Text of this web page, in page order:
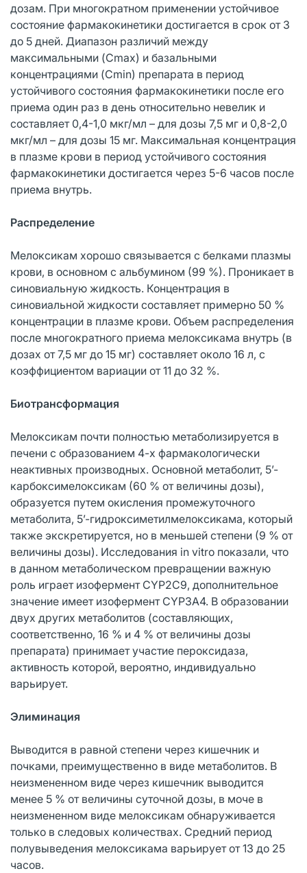
дозам. При многократном применении устойчивое
состояние фармакокинетики достигается в срок от 3
до 5 дней. Диапазон различий между
максимальными (Cmax) и базальными
концентрациями (Cmin) препарата в период
устойчивого состояния фармакокинетики после его
приема один раз в день относительно невелик и
составляет 0,4-1,0 мкг/мл – для дозы 7,5 мг и 0,8-2,0
мкг/мл – для дозы 15 мг. Максимальная концентрация
в плазме крови в период устойчивого состояния
фармакокинетики достигается через 5-6 часов после
приема внутрь.
Распределение
Мелоксикам хорошо связывается с белками плазмы
крови, в основном с альбумином (99 %). Проникает в
синовиальную жидкость. Концентрация в
синовиальной жидкости составляет примерно 50 %
концентрации в плазме крови. Объем распределения
после многократного приема мелоксикама внутрь (в
дозах от 7,5 мг до 15 мг) составляет около 16 л, с
коэффициентом вариации от 11 до 32 %.
Биотрансформация
Мелоксикам почти полностью метаболизируется в
печени с образованием 4-х фармакологически
неактивных производных. Основной метаболит, 5’-
карбоксимелоксикам (60 % от величины дозы),
образуется путем окисления промежуточного
метаболита, 5’-гидроксиметилмелоксикама, который
также экскретируется, но в меньшей степени (9 % от
величины дозы). Исследования in vitro показали, что
в данном метаболическом превращении важную
роль играет изофермент CYP2C9, дополнительное
значение имеет изофермент CYP3A4. В образовании
двух других метаболитов (составляющих,
соответственно, 16 % и 4 % от величины дозы
препарата) принимает участие пероксидаза,
активность которой, вероятно, индивидуально
варьирует.
Элиминация
Выводится в равной степени через кишечник и
почками, преимущественно в виде метаболитов. В
неизмененном виде через кишечник выводится
менее 5 % от величины суточной дозы, в моче в
неизмененном виде мелоксикам обнаруживается
только в следовых количествах. Средний период
полувыведения мелоксикама варьирует от 13 до 25
часов.